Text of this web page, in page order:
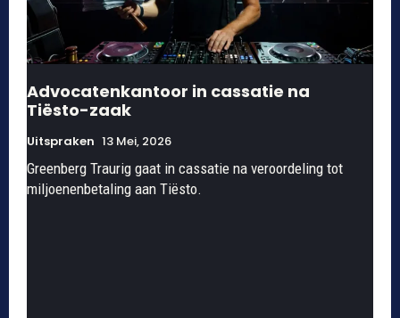
Advocatenkantoor in cassatie na
Tiësto-zaak
Uitspraken 13 Mei, 2026
Greenberg Traurig gaat in cassatie na veroordeling tot
miljoenenbetaling aan Tiësto.